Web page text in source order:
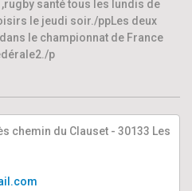
santé tous les lundis de
le jeudi soir./ppLes deux
le championnat de France
p
chemin du Clauset - 30133 Les